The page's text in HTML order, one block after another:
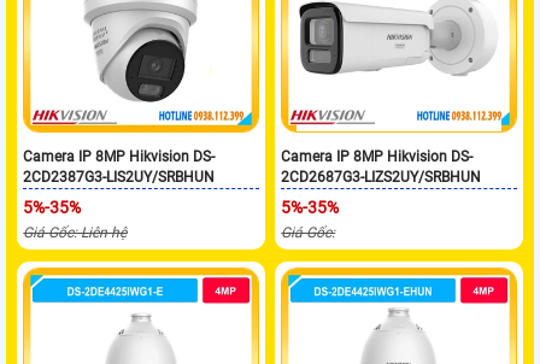
Camera IP 8MP Hikvision DS-
2CD2387G3-LIS2UY/SRBHUN
5%-35%
Giá Gốc: Liên hệ
Camera IP 8MP Hikvision DS-
2CD2687G3-LIZS2UY/SRBHUN
5%-35%
Giá Gốc: